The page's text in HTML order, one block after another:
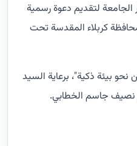
الجامعة لتقديم دعوة رسمية
كربلاء المقدسة تحت
نحو بيئة ذكية"، برعاية السيد
نصيف جاسم الخطابي.